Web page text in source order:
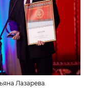
Лазарева.